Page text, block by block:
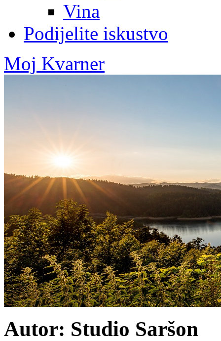
Vina
Podijelite iskustvo
Moj Kvarner
Autor: Studio Saršon